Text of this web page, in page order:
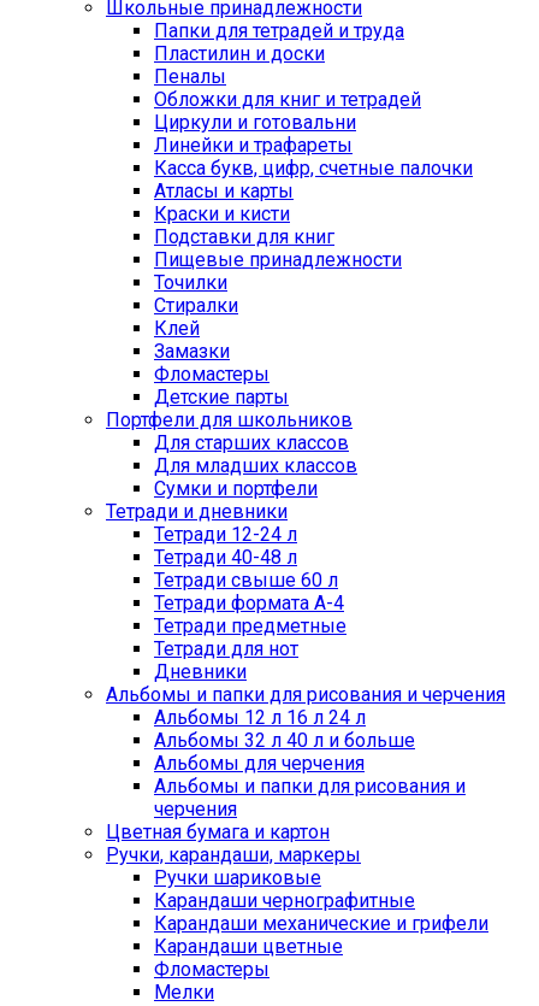
Школьные принадлежности
Папки для тетрадей и труда
Пластилин и доски
Пеналы
Обложки для книг и тетрадей
Циркули и готовальни
Линейки и трафареты
Касса букв, цифр, счетные палочки
Атласы и карты
Краски и кисти
Подставки для книг
Пищевые принадлежности
Точилки
Стиралки
Клей
Замазки
Фломастеры
Детские парты
Портфели для школьников
Для старших классов
Для младших классов
Сумки и портфели
Тетради и дневники
Тетради 12-24 л
Тетради 40-48 л
Тетради свыше 60 л
Тетради формата А-4
Тетради предметные
Тетради для нот
Дневники
Альбомы и папки для рисования и черчения
Альбомы 12 л 16 л 24 л
Альбомы 32 л 40 л и больше
Альбомы для черчения
Альбомы и папки для рисования и
черчения
Цветная бумага и картон
Ручки, карандаши, маркеры
Ручки шариковые
Карандаши чернографитные
Карандаши механические и грифели
Карандаши цветные
Фломастеры
Мелки